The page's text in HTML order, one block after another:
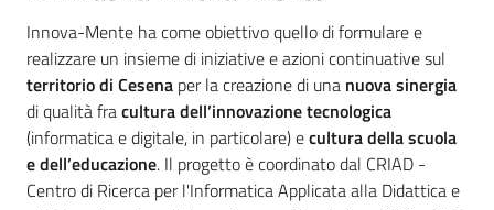
Innova-Mente ha come obiettivo quello di formulare e
realizzare un insieme di iniziative e azioni continuative sul
territorio di Cesena per la creazione di una nuova sinergia
di qualità fracultura dell’innovazione tecnologica
(informatica e digitale, in particolare) ecultura della scuola
e dell’educazione. Il progetto è coordinato dal CRIAD -
Centro di Ricerca per l'Informatica Applicata alla Didattica e